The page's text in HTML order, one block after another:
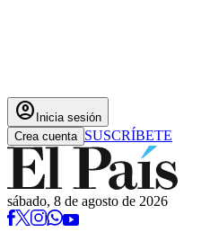
account_circle Inicia sesión
Crea cuenta SUSCRÍBETE
sábado, 8 de agosto de 2026